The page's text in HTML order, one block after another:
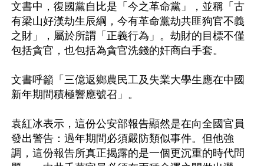
文書中，復國黨自比是「今之革命黨」，並稱「古
有梁山好漢劫生辰綱，今有革命黨劫共匪狗官不義
之財」，屬於所謂「正義行為」。劫財的目標不僅
包括貪官，也包括為貪官洗錢的奸商白手套。
文書呼籲「三億返鄉農民工及失業大學生應在中國
新年期間積極響應號召」。
袁紅冰表示，這份公安部報告顯然是在向全國官員
發出警告：過年期間必須嚴防類似事件。但他強
調，這份報告所真正揭露的是一個更沉重的時代問